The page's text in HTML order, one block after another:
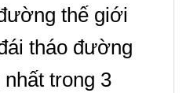
thế giới
tháo đường
trong 3